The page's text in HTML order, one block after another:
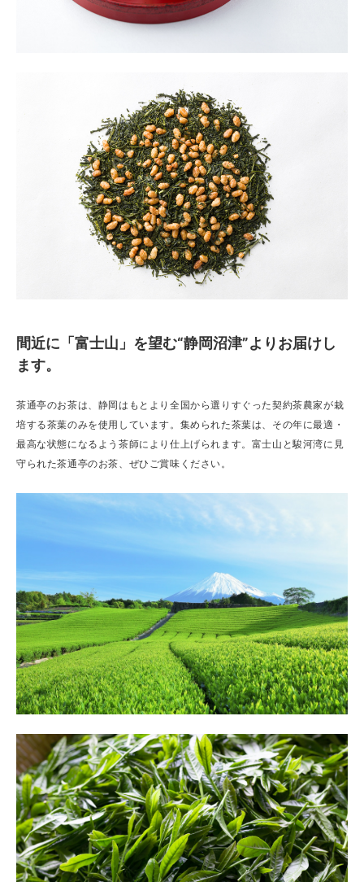
間近に「富士山」を望む“静岡沼津”よりお届けし
ます。
茶通亭のお茶は、静岡はもとより全国から選りすぐった契約茶農家が栽
培する茶葉のみを使用しています。集められた茶葉は、その年に最適・
最高な状態になるよう茶師により仕上げられます。富士山と駿河湾に見
守られた茶通亭のお茶、ぜひご賞味ください。